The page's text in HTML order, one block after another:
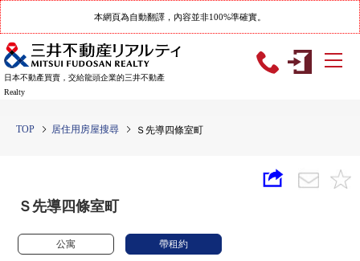
本網頁為自動翻譯，內容並非100%準確實。
日本不動產買賣，交給龍頭企業的三井不動產
Realty
TOP 居住用房屋搜尋 Ｓ先導四條室町
Ｓ先導四條室町
公寓 帶租約